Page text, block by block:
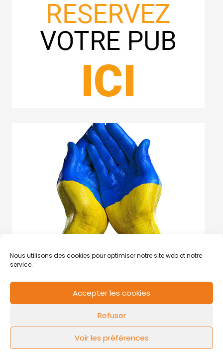
Nous utilisons des cookies pour optimiser notre site web et notre
service.
Accepter les cookies
Refuser
Voir les préférences
Mentions légales Politique de cookies
FLOW44